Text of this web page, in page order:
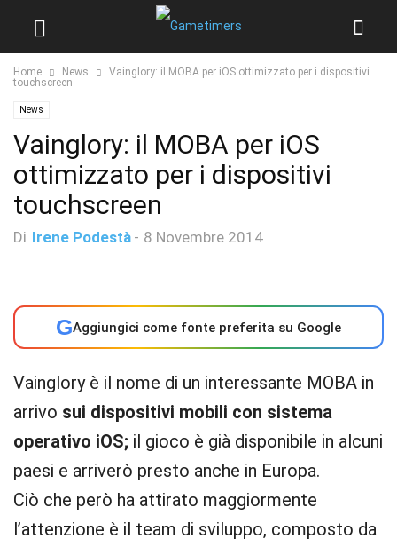
Home News
Vainglory: il MOBA per iOS ottimizzato per i dispositivi
touchscreen
News
Vainglory: il MOBA per iOS
ottimizzato per i dispositivi
touchscreen
Di Irene Podestà - 8 Novembre 2014
GAggiungici come fonte preferita su Google
Vainglory è il nome di un interessante MOBA in
arrivo sui dispositivi mobili con sistema
operativo iOS; il gioco è già disponibile in alcuni
paesi e arriverò presto anche in Europa.
Ciò che però ha attirato maggiormente
l’attenzione è il team di sviluppo, composto da